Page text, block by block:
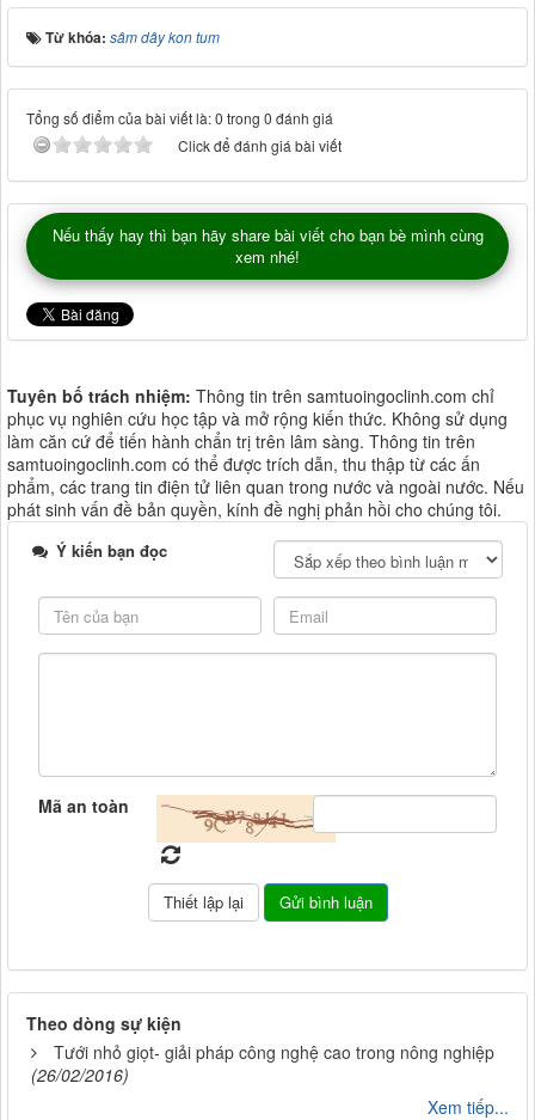
Từ khóa: sâm dây kon tum
Tổng số điểm của bài viết là: 0 trong 0 đánh giá
Click để đánh giá bài viết
Nếu thấy hay thì bạn hãy share bài viết cho bạn bè mình cùng
xem nhé!
Tuyên bố trách nhiệm: Thông tin trên samtuoingoclinh.com chỉ
phục vụ nghiên cứu học tập và mở rộng kiến thức. Không sử dụng
làm căn cứ để tiến hành chẩn trị trên lâm sàng. Thông tin trên
samtuoingoclinh.com có thể được trích dẫn, thu thập từ các ấn
phẩm, các trang tin điện tử liên quan trong nước và ngoài nước. Nếu
phát sinh vấn đề bản quyền, kính đề nghị phản hồi cho chúng tôi.
Ý kiến bạn đọc
Mã an toàn
Theo dòng sự kiện
Tưới nhỏ giọt- giải pháp công nghệ cao trong nông nghiệp
(26/02/2016)
Xem tiếp...